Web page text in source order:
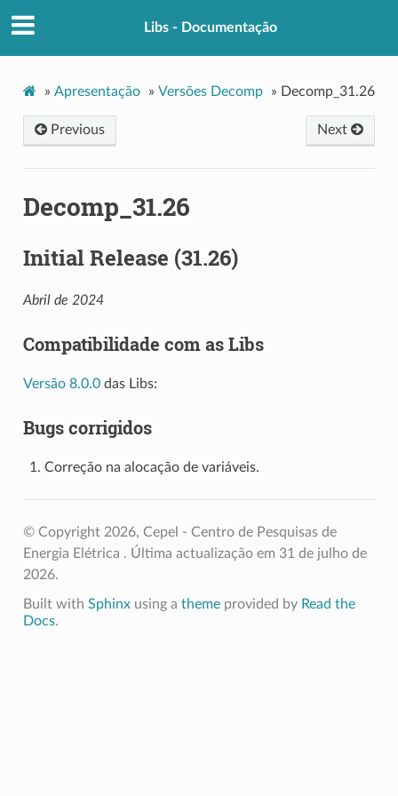
Libs - Documentação
» Apresentação » Versões Decomp » Decomp_31.26
Next
Previous
Decomp_31.26
Initial Release (31.26)
Abril de 2024
Compatibilidade com as Libs
Versão 8.0.0das Libs:
Bugs corrigidos
Correção na alocação de variáveis.
© Copyright 2026, Cepel - Centro de Pesquisas de
Energia Elétrica . Última actualização em 31 de julho de
2026.
Built with Sphinxusing a themeprovided by Read the
Docs.